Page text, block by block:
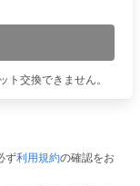
ト交換できません。
ず利用規約の確認をお